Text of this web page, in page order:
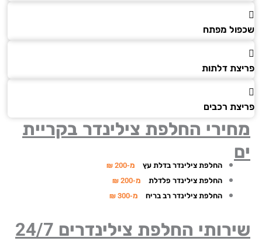
מפתח
דלתות
רכבים
החלפת צילינדרבקריית
החלפת צילינדר בדלת עץ
מ-200 ₪
החלפת צילינדר פלדלת
מ-200 ₪
החלפת צילינדר רב בריח
מ-300 ₪
שירותי החלפת צילינדרים 24/7